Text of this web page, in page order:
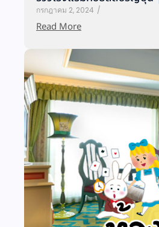
กรกฎาคม 2, 2024 /
Read More